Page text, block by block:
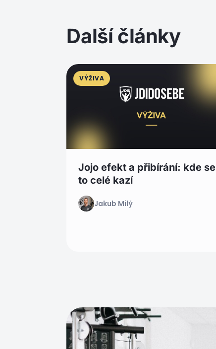
Další články
VÝŽIVA
Jojo efekt a přibírání: kde se
to celé kazí
Jakub Milý